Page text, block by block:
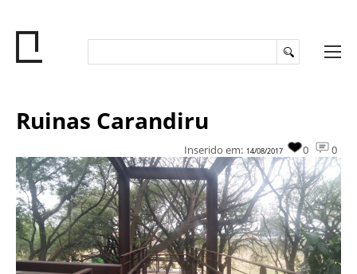
Ruinas Carandiru
0
0
Inserido em: 14/08/2017